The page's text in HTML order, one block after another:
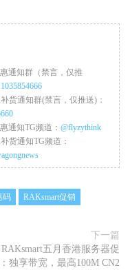
通知群（禁言，仅推
1035854666
货通知群(禁言，仅推送)：
通知TG频道： @flyzythink
货通知TG频道：
码 RAKsmart促销
下一篇
RAKsmart五月香港服务器促
独享带宽，最高100M CN2